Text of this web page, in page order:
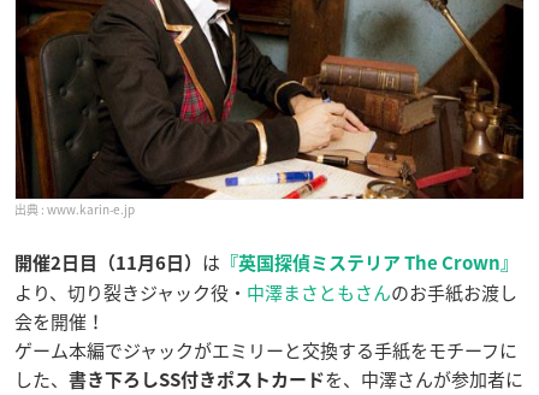
www.karin-e.jp
開催2日目（11月6日） は 『英国探偵ミステリア The Crown』
より、切り裂きジャック役・ 中澤まさともさんのお手紙お渡し
会を開催！
ゲーム本編でジャックがエミリーと交換する手紙をモチーフに
した、
書き下ろしSS付きポストカードを、中澤さんが参加者に